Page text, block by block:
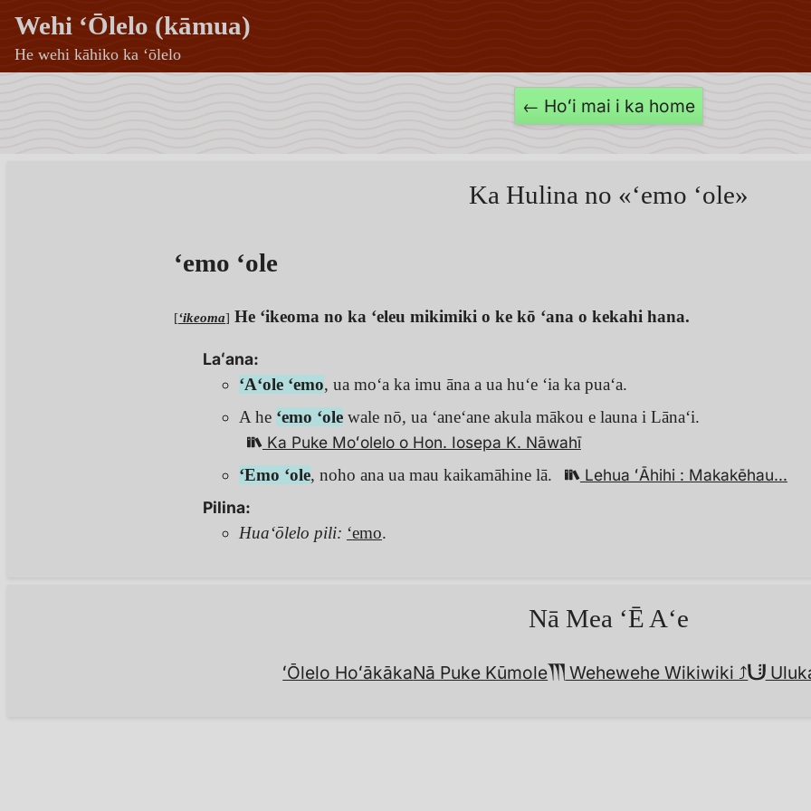
Wehi ʻŌlelo (kāmua)
He wehi kāhiko ka ʻōlelo
← Hoʻi mai i ka home
Ka Hulina no «ʻemo ʻole»
ʻemo ʻole
[ʻikeoma] He ʻikeoma no ka ʻeleu mikimiki o ke kō ʻana o kekahi hana.
Laʻana:
ʻAʻole ʻemo, ua moʻa ka imu āna a ua huʻe ʻia ka puaʻa.
A he ʻemo ʻole wale nō, ua ʻaneʻane akula mākou e launa i Lānaʻi.
Ka Puke Moʻolelo o Hon. Iosepa K. Nāwahī
ʻEmo ʻole, noho ana ua mau kaikamāhine lā.
Lehua ʻĀhihi : Makakēhau…
Pilina:
Huaʻōlelo pili: ʻemo.
Nā Mea ʻĒ Aʻe
ʻŌlelo HoʻākākaNā Puke Kūmole Wehewehe Wikiwiki︎ ⤴︎